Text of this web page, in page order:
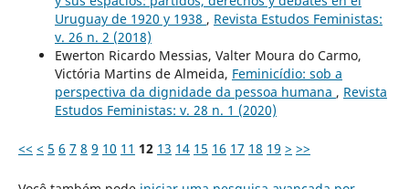
Uruguay de 1920 y 1938 , Revista Estudos Feministas:
v. 26 n. 2 (2018)
Ewerton Ricardo Messias, Valter Moura do Carmo,
Victória Martins de Almeida, Feminicídio: sob a
perspectiva da dignidade da pessoa humana , Revista
Estudos Feministas: v. 28 n. 1 (2020)
<< < 5 6 7 8 9 10 11 12 13 14 15 16 17 18 19 > >>